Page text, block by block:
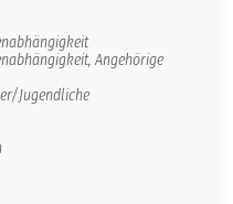
Angehörige
Jugendliche